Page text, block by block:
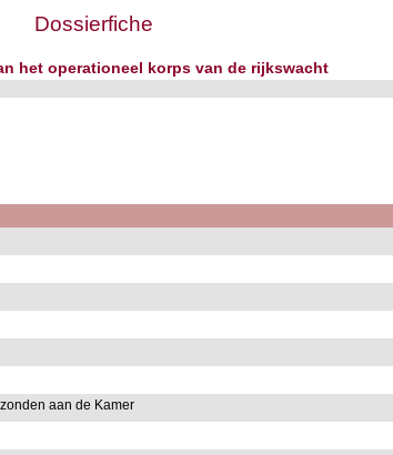
Dossierfiche
het operationeel korps van de rijkswacht
aan de Kamer